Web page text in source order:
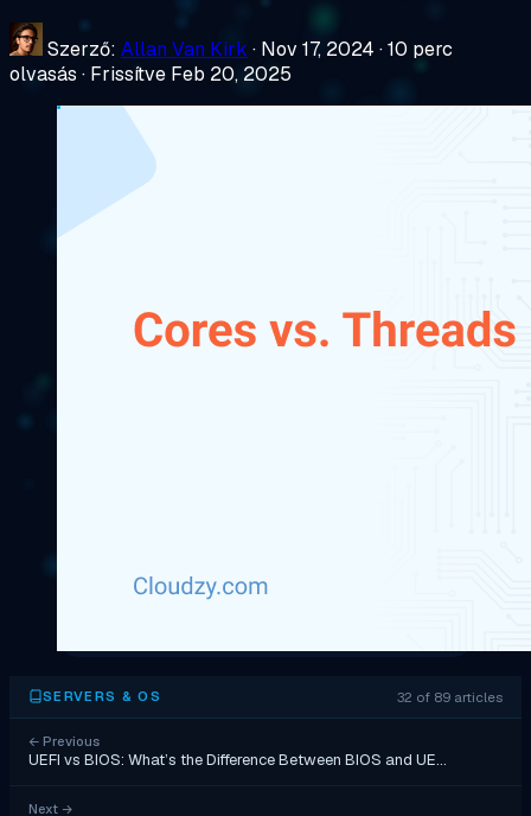
Szerző: Allan Van Kirk · Nov 17, 2024 ·10 perc
olvasás · Frissítve Feb 20, 2025
SERVERS & OS 32 of 89 articles
← Previous
UEFI vs BIOS: What’s the Difference Between BIOS and UE…
Next →